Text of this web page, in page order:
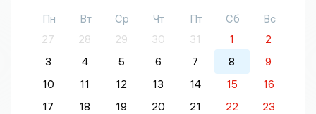
Пн Вт Ср Чт Пт Сб
Вс
27
28 29 30 31 1
2
3
4 5 6 7 8
9
10
11 12 13 14 15
16
17
18 19 20 21 22
23